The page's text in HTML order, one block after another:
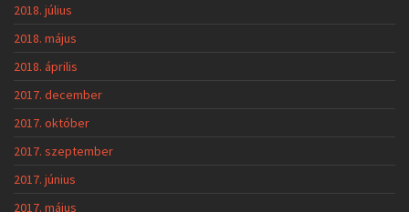
2018. július
2018. május
2018. április
2017. december
2017. október
2017. szeptember
2017. június
2017. május